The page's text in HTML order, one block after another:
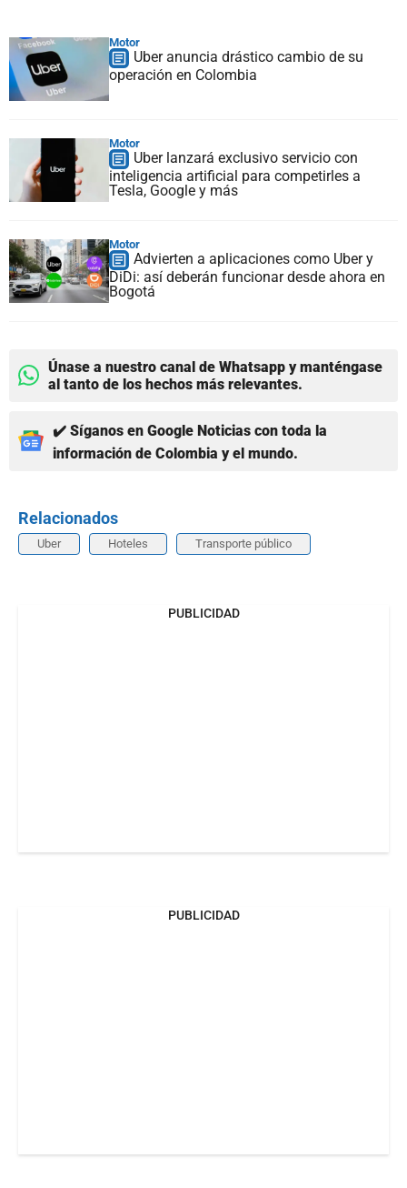
Motor
Uber anuncia drástico cambio de su
operación en Colombia
Motor
Uber lanzará exclusivo servicio con
inteligencia artificial para competirles a
Tesla, Google y más
Motor
Advierten a aplicaciones como Uber y
DiDi: así deberán funcionar desde ahora en
Bogotá
Únase a nuestro canal de Whatsapp y manténgase
al tanto de los hechos más relevantes.
✔️ Síganos en Google Noticias con toda la
información de Colombia y el mundo.
Relacionados
Uber Hoteles Transporte público
PUBLICIDAD
PUBLICIDAD